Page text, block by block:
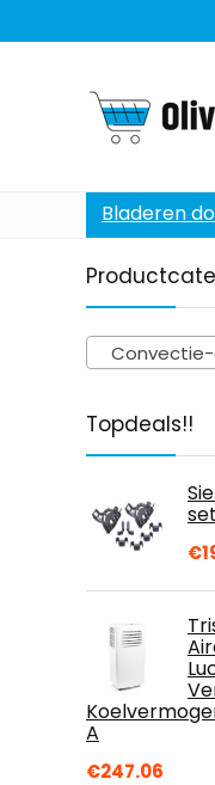
Bladeren
Topdeals!!
set
€
A
€247.06